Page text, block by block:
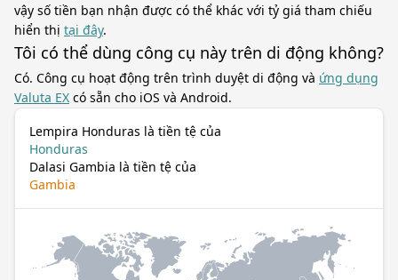
vậy số tiền bạn nhận được có thể khác với tỷ giá tham chiếu
hiển thị tại đây.
Tôi có thể dùng công cụ này trên di động không?
Có. Công cụ hoạt động trên trình duyệt di động và ứng dụng
Valuta EX có sẵn cho iOS và Android.
Lempira Honduras là tiền tệ của
Honduras
Dalasi Gambia là tiền tệ của
Gambia